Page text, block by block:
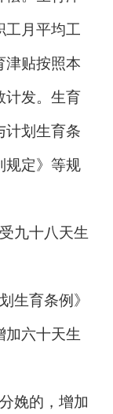
工月平均工
津贴按照本
计发。生育
计划生育条
规定》等规
九十八天生
生育条例》
加六十天生
娩的，增加